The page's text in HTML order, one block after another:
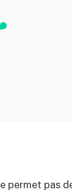
permet pas